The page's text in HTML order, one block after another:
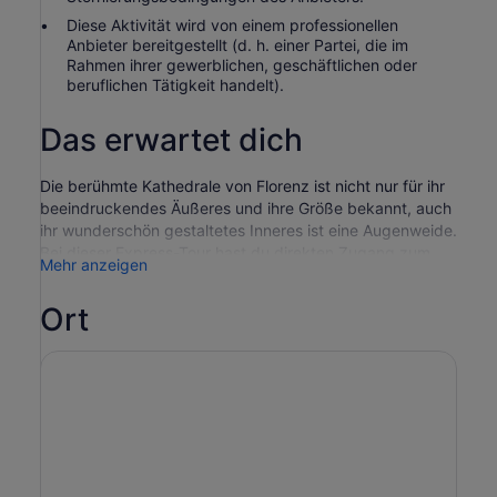
Diese Aktivität wird von einem professionellen
Anbieter bereitgestellt (d. h. einer Partei, die im
Rahmen ihrer gewerblichen, geschäftlichen oder
beruflichen Tätigkeit handelt).
Das erwartet dich
Die berühmte Kathedrale von Florenz ist nicht nur für ihr
beeindruckendes Äußeres und ihre Größe bekannt, auch
ihr wunderschön gestaltetes Inneres ist eine Augenweide.
Dom, während dich unser fachkundiger Führer durch fast
von Vasari oben bis zu den geometrischen Marmorböden
Mehr anzeigen
Ort